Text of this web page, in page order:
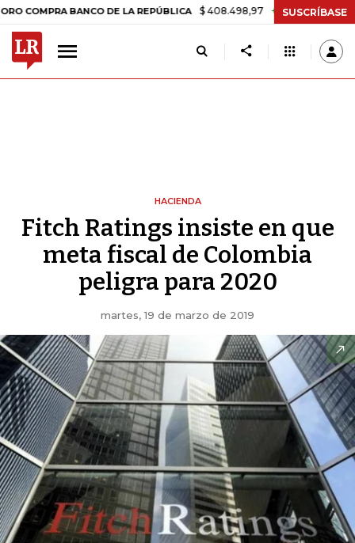
BANCO DE LA REPÚBLICA $ 408.498,97 +$ 8.753,81 +2,19%
SUSCRÍBASE
HACIENDA
Fitch Ratings insiste en que
meta fiscal de Colombia
peligra para 2020
martes, 19 de marzo de 2019